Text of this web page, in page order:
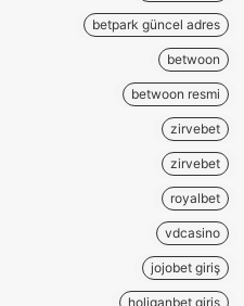
betpark güncel adres
betwoon
betwoon resmi
zirvebet
zirvebet
royalbet
vdcasino
jojobet giriş
holiganbet giriş